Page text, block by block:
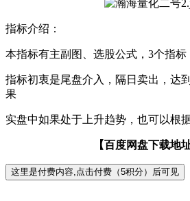
指标介绍：
本指标有主副图、选股公式，3个指标
指标初衷是尾盘介入，隔日卖出，达
果
实盘中如果处于上升趋势，也可以根
【百度网盘下载地